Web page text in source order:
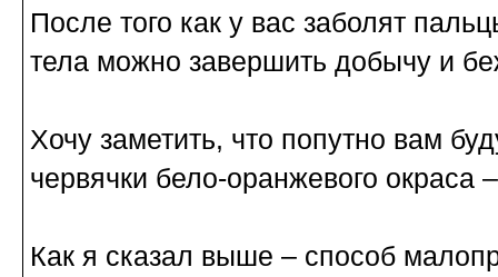
После того как у вас заболят
тела можно завершить добычу и
Хочу заметить, что попутно вам
червячки бело-оранжевого окраса
Как я сказал выше – способ